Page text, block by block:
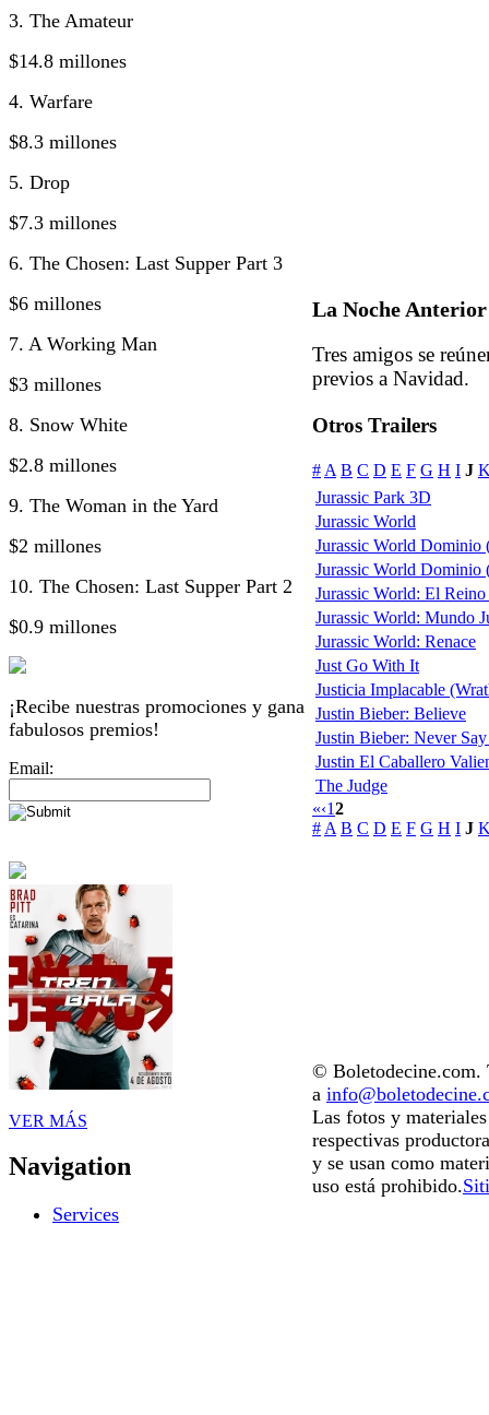
3. The Amateur
$14.8 millones
4. Warfare
$8.3 millones
5. Drop
$7.3 millones
6. The Chosen: Last Supper Part 3
$6 millones
7. A Working Man
$3 millones
8. Snow White
$2.8 millones
9. The Woman in the Yard
$2 millones
10. The Chosen: Last Supper Part 2
$0.9 millones
¡Recibe nuestras promociones y gana
fabulosos premios!
Email:
VER MÁS
Navigation
Services
La Noche
Tres amigos se
previos a Navidad.
Otros Trailers
# A B C D E F G H I J
Jurassic Park 3D
Jurassic World
Jurassic World Dominio
Jurassic World Dominio
Jurassic World: El
Jurassic World: Mundo
Jurassic World: Renace
Just Go With It
Justicia Implacable
Justin Bieber: Believe
Justin Bieber: Never
Justin El Caballero
The Judge
«‹12
# A B C D E F G H I J
© Boletodecine.com.
a
Las fotos y
respectivas
y se usan como
uso está prohibido.